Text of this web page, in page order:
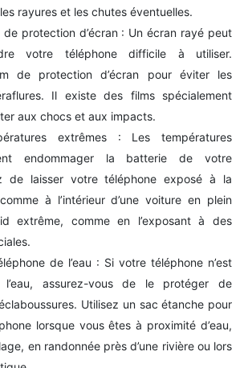
rayures et les chutes éventuelles.
protection d’écran : Un écran rayé peut
votre téléphone difficile à utiliser.
de protection d’écran pour éviter les
Il existe des films spécialement
aux chocs et aux impacts.
extrêmes : Les températures
endommager la batterie de votre
de laisser votre téléphone exposé à la
à l’intérieur d’une voiture en plein
extrême, comme en l’exposant à des
de l’eau : Si votre téléphone n’est
assurez-vous de le protéger de
Utilisez un sac étanche pour
lorsque vous êtes à proximité d’eau,
en randonnée près d’une rivière ou lors